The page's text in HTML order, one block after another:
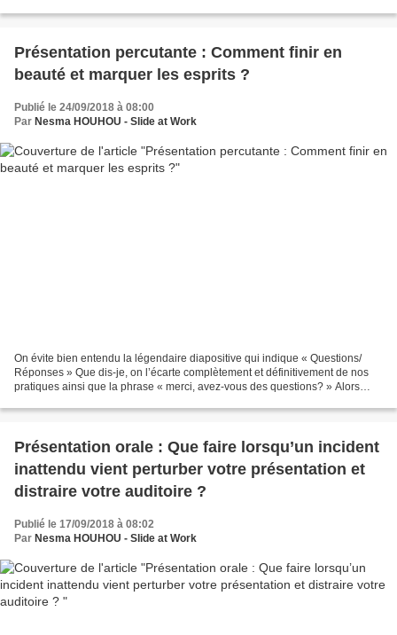
Présentation percutante : Comment finir en
beauté et marquer les esprits ?
Publié le 24/09/2018 à 08:00
Par Nesma HOUHOU - Slide at Work
On évite bien entendu la légendaire diapositive qui indique « Questions/
Réponses » Que dis-je, on l’écarte complètement et définitivement de nos
pratiques ainsi que la phrase « merci, avez-vous des questions? » Alors
Présentation orale : Que faire lorsqu’un incident
inattendu vient perturber votre présentation et
distraire votre auditoire ?
Publié le 17/09/2018 à 08:02
Par Nesma HOUHOU - Slide at Work